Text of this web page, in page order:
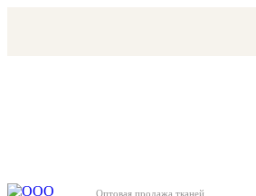
Оптовая продажа тканей,